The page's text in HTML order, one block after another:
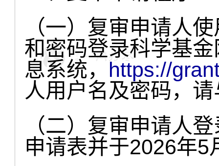
（一）复审申请人
和密码登录科学基
息系统， https://
人用户名及密码，
（二）复审申请人
申请表并于2026年5